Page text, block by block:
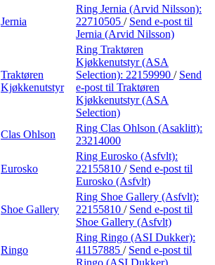
Jernia
Ring Jernia (Arvid Nilsson):
22710505 / Send e-post til
Jernia (Arvid Nilsson)
Traktøren
Kjøkkenutstyr
Ring Traktøren
Kjøkkenutstyr (ASA
Selection): 22159990 / Send
e-post til Traktøren
Kjøkkenutstyr (ASA
Selection)
Clas Ohlson
Ring Clas Ohlson (Asaklitt):
23214000
Eurosko
Ring Eurosko (Asfvlt):
22155810 / Send e-post til
Eurosko (Asfvlt)
Shoe Gallery
Ring Shoe Gallery (Asfvlt):
22155810 / Send e-post til
Shoe Gallery (Asfvlt)
Ringo
Ring Ringo (ASI Dukker):
41157885 / Send e-post til
Ringo (ASI Dukker)